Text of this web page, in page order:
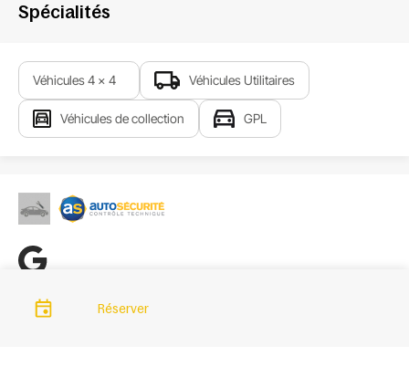
Spécialités
Véhicules 4 x 4 Véhicules Utilitaires
Véhicules de collection GPL
Liens importants
Réserver